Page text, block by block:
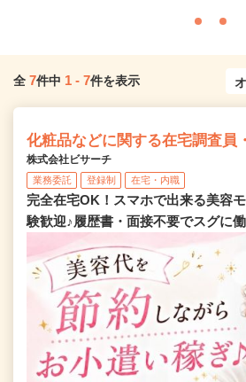
全 7件中 1 - 7件を表示
化粧品などに関する在宅調査員
株式会社ビサーチ
業務委託 登録制 在宅・内職
完全在宅OK！スマホで出来る美容
験歓迎♪履歴書・面接不要でスグに